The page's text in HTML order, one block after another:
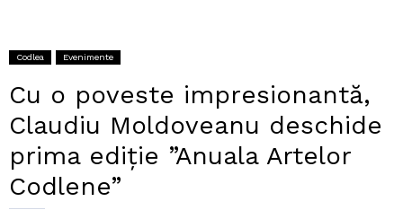
Codlea Evenimente
Cu o poveste impresionantă,
Claudiu Moldoveanu deschide
prima ediție ”Anuala Artelor
Codlene”